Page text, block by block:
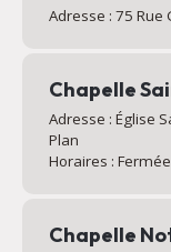
Adresse : 75 Rue
Chapelle
Adresse : Église
Plan
Horaires :
Chapelle